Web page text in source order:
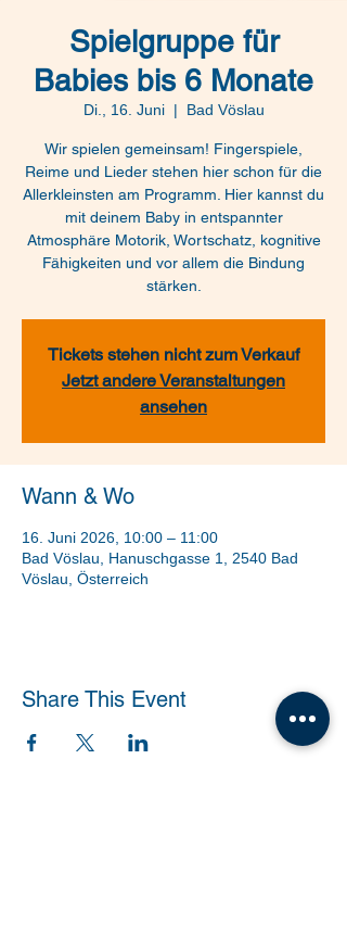
Spielgruppe für
Babies bis 6 Monate
Di., 16. Juni
  |
Bad Vöslau
Wir spielen gemeinsam! Fingerspiele,
Reime und Lieder stehen hier schon für die
Allerkleinsten am Programm. Hier kannst du
mit deinem Baby in entspannter
Atmosphäre Motorik, Wortschatz, kognitive
Fähigkeiten und vor allem die Bindung
stärken.
Tickets stehen nicht zum Verkauf
Jetzt andere Veranstaltungen
ansehen
Wann & Wo
16. Juni 2026, 10:00 – 11:00
Bad Vöslau, Hanuschgasse 1, 2540 Bad
Vöslau, Österreich
Share This Event